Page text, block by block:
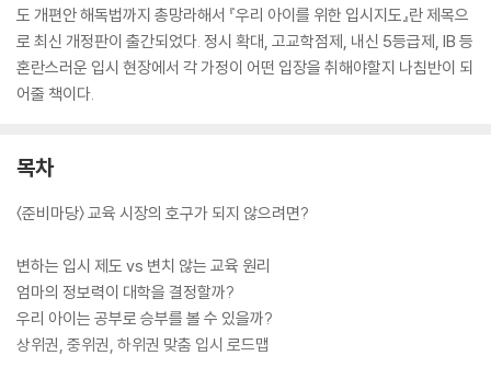
도 개편안 해독법까지 총망라해서 『우리 아이를 위한 입시지도』란 제목으
로 최신 개정판이 출간되었다. 정시 확대, 고교학점제, 내신 5등급제, IB 등
혼란스러운 입시 현장에서 각 가정이 어떤 입장을 취해야할지 나침반이 되
어줄 책이다.
목차
〈준비마당〉 교육 시장의 호구가 되지 않으려면?
변하는 입시 제도 vs 변치 않는 교육 원리
엄마의 정보력이 대학을 결정할까?
우리 아이는 공부로 승부를 볼 수 있을까?
상위권, 중위권, 하위권 맞춤 입시 로드맵